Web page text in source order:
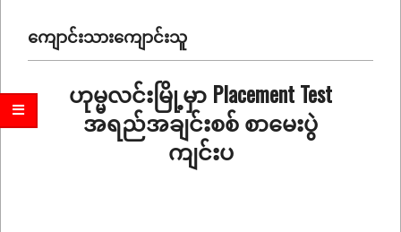
သတင်း
Menuကျောင်းသားကျောင်းသူ
ဟုမ္မလင်းမြို့မှာ Placement Test
အရည်အချင်းစစ် စာမေးပွဲ
ကျင်းပ